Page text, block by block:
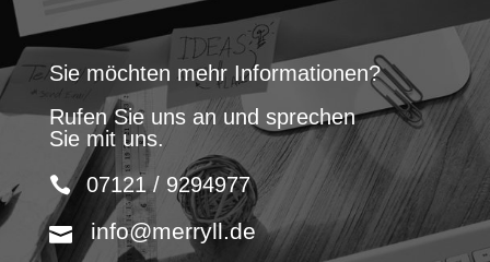
Sie möchten mehr Informationen?
Rufen Sie uns an und sprechen
Sie mit uns.
07121 / 9294977
info@merryll.de